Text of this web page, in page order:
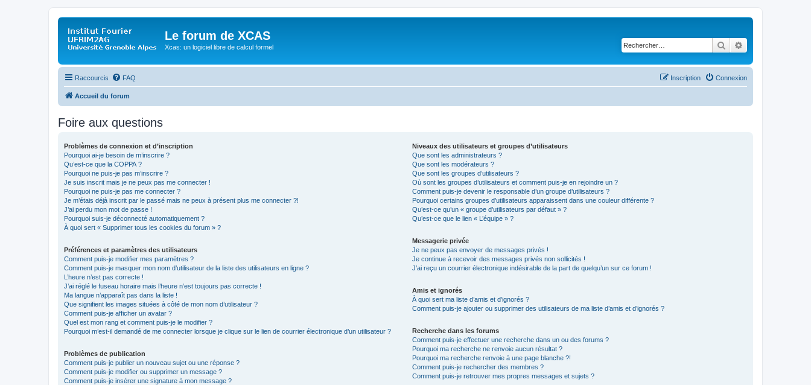
Le forum de XCAS
Xcas: un logiciel libre de calcul formel Rechercher
Raccourcis FAQ Connexion
Inscription
Accueil du forum
Foire aux questions
Problèmes de connexion et d’inscription
Pourquoi ai-je besoin de m’inscrire ?
Qu’est-ce que la COPPA ?
Pourquoi ne puis-je pas m’inscrire ?
Je suis inscrit mais je ne peux pas me connecter !
Pourquoi ne puis-je pas me connecter ?
Je m’étais déjà inscrit par le passé mais ne peux à présent plus me connecter ?!
J’ai perdu mon mot de passe !
Pourquoi suis-je déconnecté automatiquement ?
À quoi sert « Supprimer tous les cookies du forum » ?
Préférences et paramètres des utilisateurs
Comment puis-je modifier mes paramètres ?
Comment puis-je masquer mon nom d’utilisateur de la liste des utilisateurs en ligne ?
L’heure n’est pas correcte !
J’ai réglé le fuseau horaire mais l’heure n’est toujours pas correcte !
Ma langue n’apparaît pas dans la liste !
Que signifient les images situées à côté de mon nom d’utilisateur ?
Comment puis-je afficher un avatar ?
Quel est mon rang et comment puis-je le modifier ?
Pourquoi m’est-il demandé de me connecter lorsque je clique sur le lien de courrier électronique d’un utilisateur ?
Problèmes de publication
Comment puis-je publier un nouveau sujet ou une réponse ?
Comment puis-je modifier ou supprimer un message ?
Comment puis-je insérer une signature à mon message ?
Niveaux des utilisateurs et groupes d’utilisateurs
Que sont les administrateurs ?
Que sont les modérateurs ?
Que sont les groupes d’utilisateurs ?
Où sont les groupes d’utilisateurs et comment puis-je en rejoindre un ?
Comment puis-je devenir le responsable d’un groupe d’utilisateurs ?
Pourquoi certains groupes d’utilisateurs apparaissent dans une couleur différente ?
Qu’est-ce qu’un « groupe d’utilisateurs par défaut » ?
Qu’est-ce que le lien « L’équipe » ?
Messagerie privée
Je ne peux pas envoyer de messages privés !
Je continue à recevoir des messages privés non sollicités !
J’ai reçu un courrier électronique indésirable de la part de quelqu’un sur ce forum !
Amis et ignorés
À quoi sert ma liste d’amis et d’ignorés ?
Comment puis-je ajouter ou supprimer des utilisateurs de ma liste d’amis et d’ignorés ?
Recherche dans les forums
Comment puis-je effectuer une recherche dans un ou des forums ?
Pourquoi ma recherche ne renvoie aucun résultat ?
Pourquoi ma recherche renvoie à une page blanche ?!
Comment puis-je rechercher des membres ?
Comment puis-je retrouver mes propres messages et sujets ?